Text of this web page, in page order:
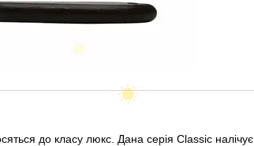
до класу люкс. Дана серія Classic налічує